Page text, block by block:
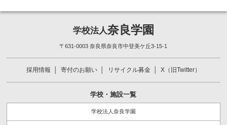
学校法人奈良学園
〒631-0003 奈良県奈良市中登美ケ丘3-15-1
採用情報 寄付のお願い リサイクル募金 X（旧Twitter）
学校・施設一覧
学校法人奈良学園